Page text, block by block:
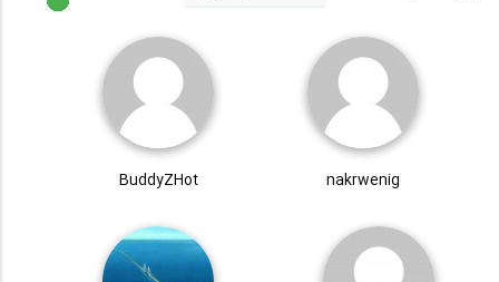
nakrwenig
BuddyZHot